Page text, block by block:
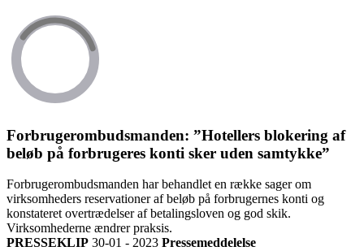
Forbrugerombudsmanden: ”Hotellers blokering af
beløb på forbrugeres konti sker uden samtykke”
Forbrugerombudsmanden har behandlet en række sager om
virksomheders reservationer af beløb på forbrugernes konti og
konstateret overtrædelser af betalingsloven og god skik.
Virksomhederne ændrer praksis.
PRESSEKLIP 30-01 - 2023 Pressemeddelelse